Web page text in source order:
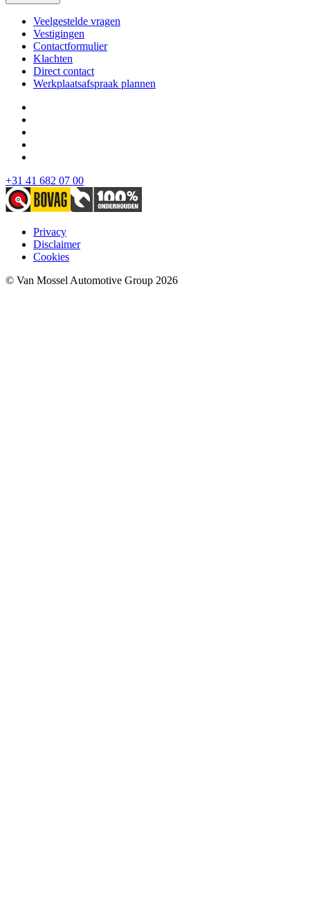
Veelgestelde vragen
Vestigingen
Contactformulier
Klachten
Direct contact
Werkplaatsafspraak plannen
+31 41 682 07 00
Privacy
Disclaimer
Cookies
© Van Mossel Automotive Group 2026